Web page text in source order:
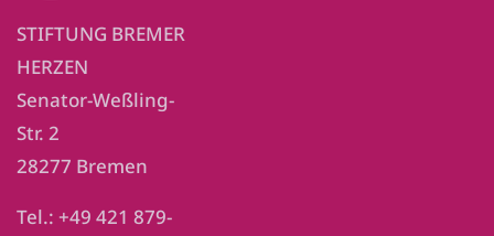
STIFTUNG BREMER
HERZEN
Senator-Weßling-
Str. 2
28277 Bremen
Tel.: +49 421 879-